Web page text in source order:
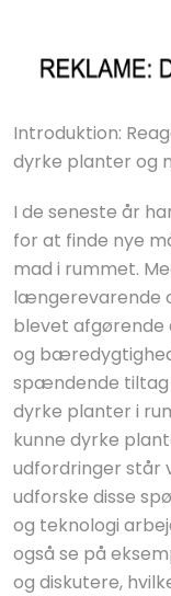
Introduktion:
dyrke planter og
I de seneste år
for at finde nye
mad i rummet.
længerevarende
blevet afgørende
og
spændende tiltag
dyrke planter i
kunne dyrke
udfordringer står
udforske disse
og teknologi
også se på
og diskutere,